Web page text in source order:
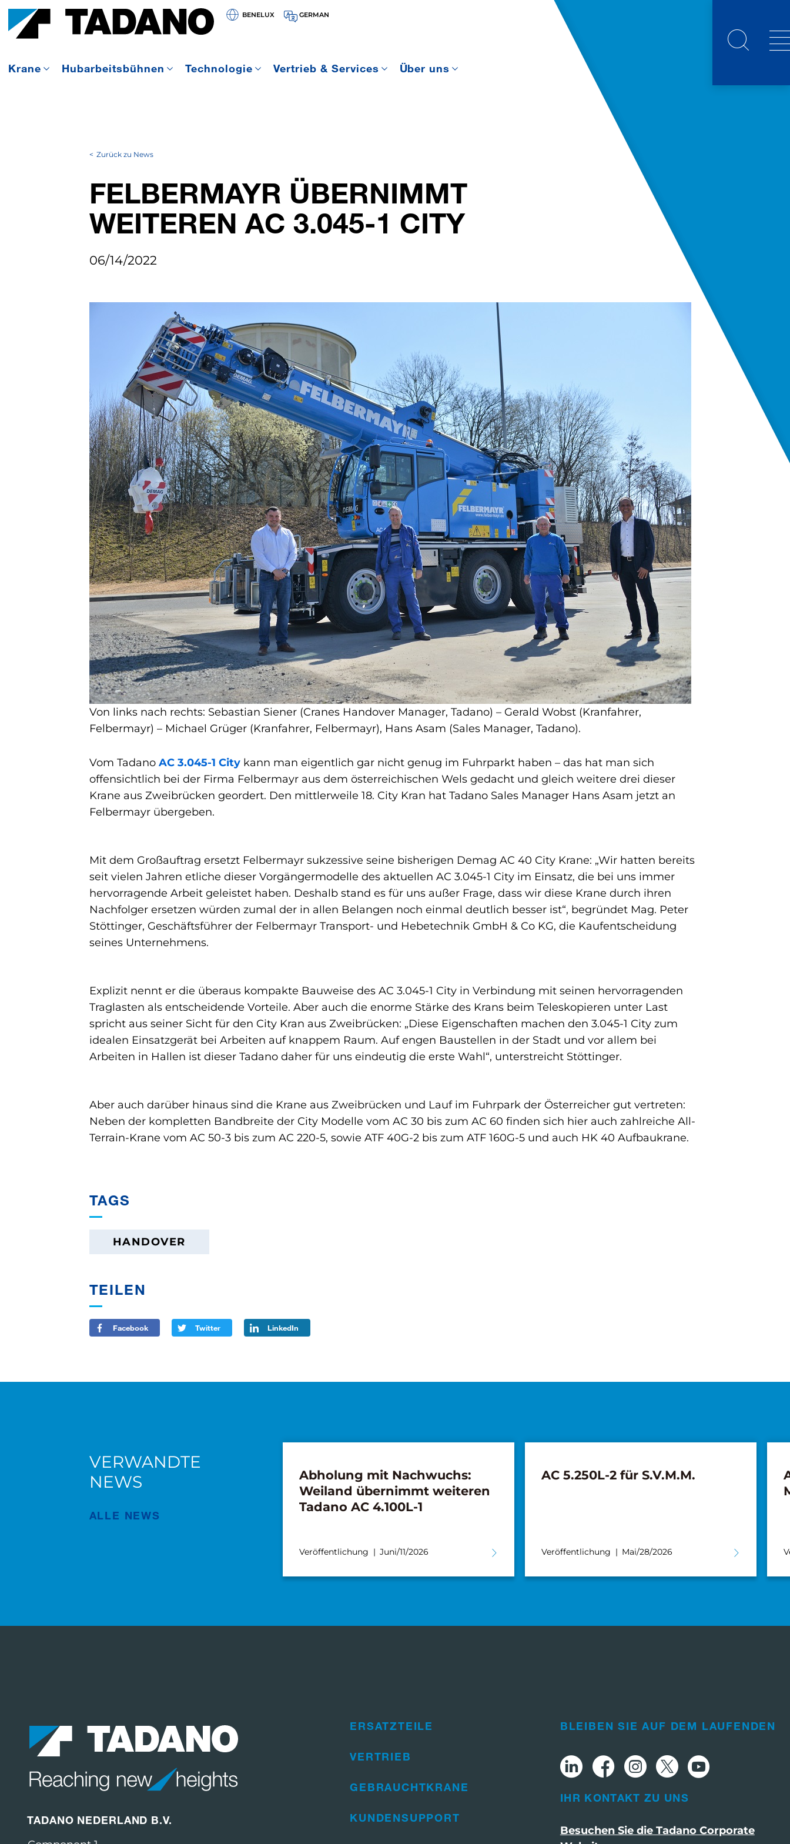
BENELUX GERMAN
Krane Hubarbeitsbühnen Technologie Vertrieb & Services Über uns
Zurück zu News
FELBERMAYR ÜBERNIMMT
WEITEREN AC 3.045-1 CITY
06/14/2022
Von links nach rechts: Sebastian Siener (Cranes Handover Manager, Tadano) – Gerald Wobst (Kranfahrer,
Felbermayr) – Michael Grüger (Kranfahrer, Felbermayr), Hans Asam (Sales Manager, Tadano).
Vom Tadano AC 3.045-1 Citykann man eigentlich gar nicht genug im Fuhrparkt haben – das hat man sich
offensichtlich bei der Firma Felbermayr aus dem österreichischen Wels gedacht und gleich weitere drei dieser
Krane aus Zweibrücken geordert. Den mittlerweile 18. City Kran hat Tadano Sales Manager Hans Asam jetzt an
Felbermayr übergeben.
Mit dem Großauftrag ersetzt Felbermayr sukzessive seine bisherigen Demag AC 40 City Krane: „Wir hatten bereits
seit vielen Jahren etliche dieser Vorgängermodelle des aktuellen AC 3.045-1 City im Einsatz, die bei uns immer
hervorragende Arbeit geleistet haben. Deshalb stand es für uns außer Frage, dass wir diese Krane durch ihren
Nachfolger ersetzen würden zumal der in allen Belangen noch einmal deutlich besser ist“, begründet Mag. Peter
Stöttinger, Geschäftsführer der Felbermayr Transport- und Hebetechnik GmbH & Co KG, die Kaufentscheidung
seines Unternehmens.
Explizit nennt er die überaus kompakte Bauweise des AC 3.045-1 City in Verbindung mit seinen hervorragenden
Traglasten als entscheidende Vorteile. Aber auch die enorme Stärke des Krans beim Teleskopieren unter Last
spricht aus seiner Sicht für den City Kran aus Zweibrücken: „Diese Eigenschaften machen den 3.045-1 City zum
idealen Einsatzgerät bei Arbeiten auf knappem Raum. Auf engen Baustellen in der Stadt und vor allem bei
Arbeiten in Hallen ist dieser Tadano daher für uns eindeutig die erste Wahl“, unterstreicht Stöttinger.
Aber auch darüber hinaus sind die Krane aus Zweibrücken und Lauf im Fuhrpark der Österreicher gut vertreten:
Neben der kompletten Bandbreite der City Modelle vom AC 30 bis zum AC 60 finden sich hier auch zahlreiche All-
Terrain-Krane vom AC 50-3 bis zum AC 220-5, sowie ATF 40G-2 bis zum ATF 160G-5 und auch HK 40 Aufbaukrane.
TAGS
HANDOVER
TEILEN
Facebook Twitter LinkedIn
VERWANDTE
NEWS
ALLE NEWS
Abholung mit Nachwuchs:
Weiland übernimmt weiteren
AC 5.250L-2 für S.V.M.M.
Veröffentlichung Mai/28/2026
AC 3.045-1 City für
Veröffentlichung Mai/21/2026
TADANO NEDERLAND B.V.
ERSATZTEILE
VERTRIEB
GEBRAUCHTKRANE
KUNDENSUPPORT
BLEIBEN SIE AUF DEM LAUFENDEN
IHR KONTAKT ZU UNS
Besuchen Sie die Tadano Corporate